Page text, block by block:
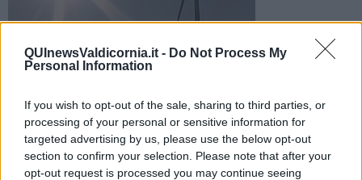
QUInewsValdicornia.it - Do Not Process My
Personal Information
If you wish to opt-out of the sale, sharing to third parties, or
processing of your personal or sensitive information for
targeted advertising by us, please use the below opt-out
section to confirm your selection. Please note that after your
opt-out request is processed you may continue seeing
È avvenuto questa mattina durante un temporale. Per fortuna
non ci sono stati feriti